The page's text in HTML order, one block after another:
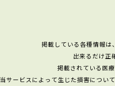
掲載している各種情報は
出来るだけ正
掲載されている医
当サービスによって生じた損害につい